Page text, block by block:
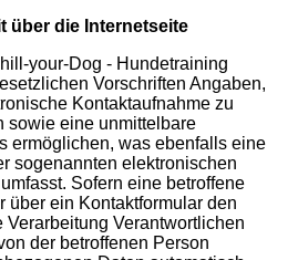
über die Internetseite
your-Dog - Hundetraining
Vorschriften Angaben,
Kontaktaufnahme zu
sowie eine unmittelbare
ermöglichen, was ebenfalls eine
sogenannten elektronischen
Sofern eine betroffene
über ein Kontaktformular den
Verarbeitung Verantwortlichen
der betroffenen Person